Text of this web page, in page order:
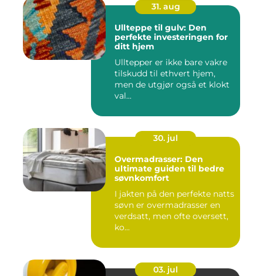
31. aug
Ullteppe til gulv: Den
perfekte investeringen for
ditt hjem
Ulltepper er ikke bare vakre
tilskudd til ethvert hjem,
men de utgjør også et klokt
val...
30. jul
Overmadrasser: Den
ultimate guiden til bedre
søvnkomfort
I jakten på den perfekte natts
søvn er overmadrasser en
verdsatt, men ofte oversett,
ko...
03. jul